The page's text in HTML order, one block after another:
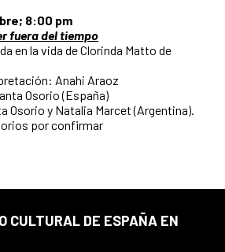
8:00 pm
fuera del tiempo
en la vida de Clorinda Matto de
Anahi Araoz
Osorio (España)
Osorio y Natalia Marcet (Argentina).
por confirmar
CULTURAL DE ESPAÑA EN